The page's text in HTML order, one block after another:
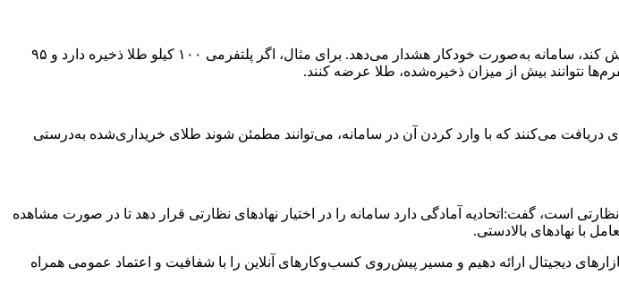
الفت‌نسب در ادامه توضیح داد: در صورتی که یک پلتفرم بیش از میزان طلای ذخیره‌شده اقدام به فروش کند، سامانه به‌صورت خودکار هشدار می‌دهد. برای مثال، اگر پلتفرمی ۱۰۰ کیلو طلا ذخیره دارد و ۹۵
نتوانند بیش از میزان ذخیره‌شده، طلا عرضه کنند.
دریافت می‌کنند که با وارد کردن آن در سامانه، می‌توانند مطمئن شوند طلای خریداری‌شده به‌درستی
است، گفت:اتحادیه آمادگی دارد سامانه را در اختیار نهادهای نظارتی قرار دهد تا در صورت مشاهده
با نهادهای بالادستی.
دیجیتال ارائه دهیم و مسیر پیش‌روی کسب‌وکارهای آنلاین را با شفافیت و اعتماد عمومی همراه